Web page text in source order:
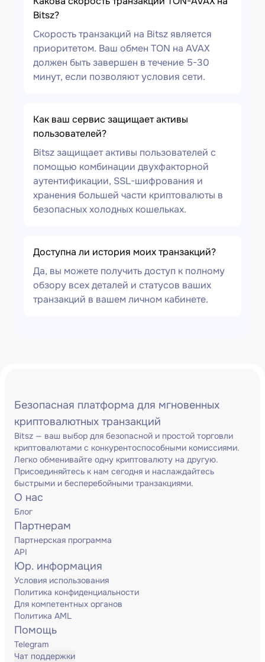
Bitsz?
Скорость транзакций на Bitsz является
приоритетом. Ваш обмен TON на AVAX
должен быть завершен в течение 5-30
минут, если позволяют условия сети.
Как ваш сервис защищает активы
пользователей?
Bitsz защищает активы пользователей с
помощью комбинации двухфакторной
аутентификации, SSL-шифрования и
хранения большей части криптовалюты в
безопасных холодных кошельках.
Доступна ли история моих транзакций?
Да, вы можете получить доступ к полному
обзору всех деталей и статусов ваших
транзакций в вашем личном кабинете.
Безопасная платформа для мгновенных
криптовалютных транзакций
Bitsz — ваш выбор для безопасной и простой торговли
криптовалютами с конкурентоспособными комиссиями.
Легко обменивайте одну криптовалюту на другую.
Присоединяйтесь к нам сегодня и наслаждайтесь
быстрыми и бесперебойными транзакциями.
О нас
Блог
Партнерам
Партнерская программа
API
Юр. информация
Условия использования
Политика конфиденциальности
Для компетентных органов
Политика AML
Помощь
Telegram
Чат поддержки